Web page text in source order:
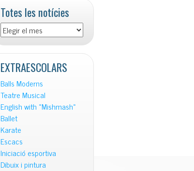
Totes les notícies
Totes
les
notícies
EXTRAESCOLARS
Balls Moderns
Teatre Musical
English with «Mishmash»
Ballet
Karate
Escacs
Iniciació esportiva
Dibuix i pintura